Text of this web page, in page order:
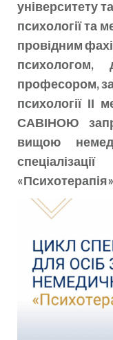
університету
психології та
провідним
психологом,
професором,
психології ІІ
САВІНОЮ
вищою